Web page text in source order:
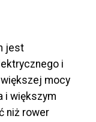
jest
i
mocy
i większym
niż rower